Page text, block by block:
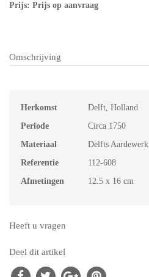
Prijs: Prijs op aanvraag
Omschrijving
Herkomst
Delft, Holland
Periode
Circa 1750
Materiaal
Delfts Aardewerk
Referentie
112-608
Afmetingen
12.5 x 16 cm
Heeft u vragen
Deel dit artikel